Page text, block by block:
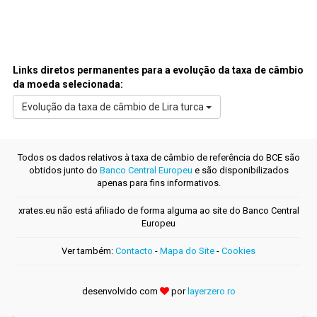
Links diretos permanentes para a evolução da taxa de câmbio
da moeda selecionada:
Evolução da taxa de câmbio de Lira turca
Todos os dados relativos à taxa de câmbio de referência do BCE são
obtidos junto do Banco Central Europeu e são disponibilizados
apenas para fins informativos.
xrates.eu não está afiliado de forma alguma ao site do Banco Central
Europeu
Ver também: Contacto - Mapa do Site - Cookies
desenvolvido com por layerzero.ro